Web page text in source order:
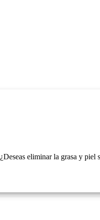
¿Deseas eliminar la grasa y piel